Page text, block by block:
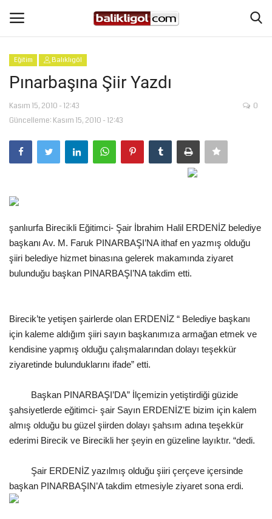
Giriş Yap
Anasayfa
Köşe Yazıları
Şanlıurfa
Eğitim
Spor
Tekno Bilim
Ekonomi
Galeriler
Künye
Eğitim Balıklıgöl
Pınarbaşına Şiir Yazdı
Kasım 15, 2010 - 12:43
Güncelleme: Kasım 15, 2010 - 12:43
0
şanlıurfa Birecikli Eğitimci- Şair İbrahim Halil ERDENİZ belediye
başkanı Av. M. Faruk PINARBAŞI’NA ithaf en yazmış olduğu
şiiri belediye hizmet binasına gelerek makamında ziyaret
bulunduğu başkan PINARBAŞI’NA takdim etti.
Birecik’te yetişen şairlerde olan ERDENİZ “ Belediye başkanı
için kaleme aldığım şiiri sayın başkanımıza armağan etmek ve
kendisine yapmış olduğu çalışmalarından dolayı teşekkür
ziyaretinde bulunduklarını ifade” etti.
Başkan PINARBAŞI’DA” İlçemizin yetiştirdiği güzide
şahsiyetlerde eğitimci- şair Sayın ERDENİZ’E bizim için kalem
almış olduğu bu güzel şiirden dolayı şahsım adına teşekkür
ederimi Birecik ve Birecikli her şeyin en güzeline layıktır. “dedi.
Şair ERDENİZ yazılmış olduğu şiiri çerçeve içersinde
başkan PINARBAŞIN’A takdim etmesiyle ziyaret sona erdi.